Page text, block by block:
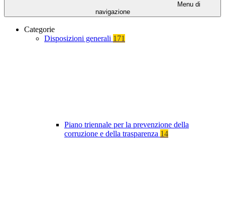
Menu di
navigazione
Categorie
Disposizioni generali 171
Piano triennale per la prevenzione della
corruzione e della trasparenza 14